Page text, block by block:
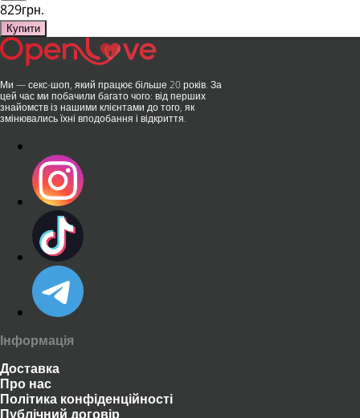
829грн.
Купити
Ми — секс-шоп, який працює більше 20 років. За
цей час ми побачили багато чого: від перших
знайомств із нашими клієнтами до того, як
змінювались їхні вподобання і відкриття.
Інформація
Доставка
Про нас
Політика конфіденційності
Публічний договір